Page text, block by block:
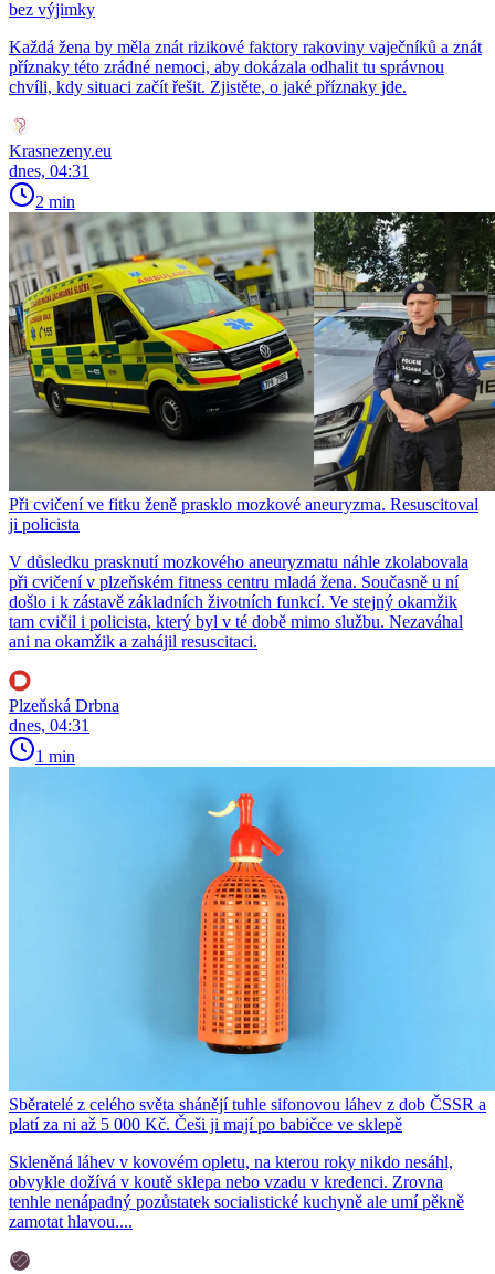
bez výjimky
Každá žena by měla znát rizikové faktory rakoviny vaječníků a znát
příznaky této zrádné nemoci, aby dokázala odhalit tu správnou
chvíli, kdy situaci začít řešit. Zjistěte, o jaké příznaky jde.
Krasnezeny.eu
dnes, 04:31
2 min
Při cvičení ve fitku ženě prasklo mozkové aneuryzma. Resuscitoval
ji policista
V důsledku prasknutí mozkového aneuryzmatu náhle zkolabovala
při cvičení v plzeňském fitness centru mladá žena. Současně u ní
došlo i k zástavě základních životních funkcí. Ve stejný okamžik
tam cvičil i policista, který byl v té době mimo službu. Nezaváhal
ani na okamžik a zahájil resuscitaci.
Plzeňská Drbna
dnes, 04:31
1 min
Sběratelé z celého světa shánějí tuhle sifonovou láhev z dob ČSSR a
platí za ni až 5 000 Kč. Češi ji mají po babičce ve sklepě
Skleněná láhev v kovovém opletu, na kterou roky nikdo nesáhl,
obvykle dožívá v koutě sklepa nebo vzadu v kredenci. Zrovna
tenhle nenápadný pozůstatek socialistické kuchyně ale umí pěkně
zamotat hlavou....